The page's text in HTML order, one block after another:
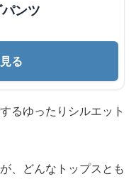
ンツ
る
るゆったりシルエット
、どんなトップスとも